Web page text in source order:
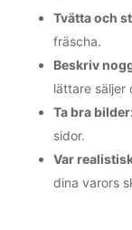
Tvätta och
fräscha.
Beskriv
lättare säljer
Ta bra
sidor.
Var
dina varors